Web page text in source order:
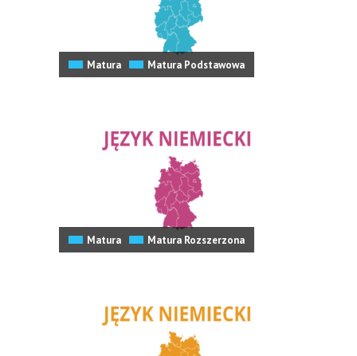
Matura Matura Podstawowa
Matura Matura Rozszerzona